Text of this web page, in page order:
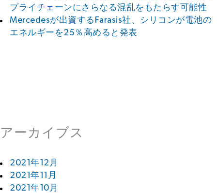
プライチェーンにさらなる混乱をもたらす可能性
Mercedesが出資するFarasis社、シリコンが電池の
エネルギーを25％高めると発表
アーカイブス
2021年12月
2021年11月
2021年10月